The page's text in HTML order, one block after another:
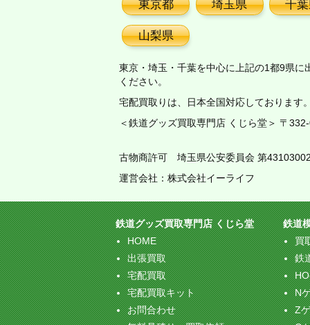
東京都 埼玉県 千
山梨県
東京・埼玉・千葉を中心に上記の1都9県に
ください。
宅配買取りは、日本全国対応しております
＜鉄道グッズ買取専門店 くじら堂＞ 〒
古物商許可 埼玉県公安委員会 第
運営会社：株式会社イーライフ
鉄道グッズ買取専門店 くじら堂
HOME
出張買取
宅配買取
宅配買取キット
お問合わせ
鉄道
買
鉄
N
Z